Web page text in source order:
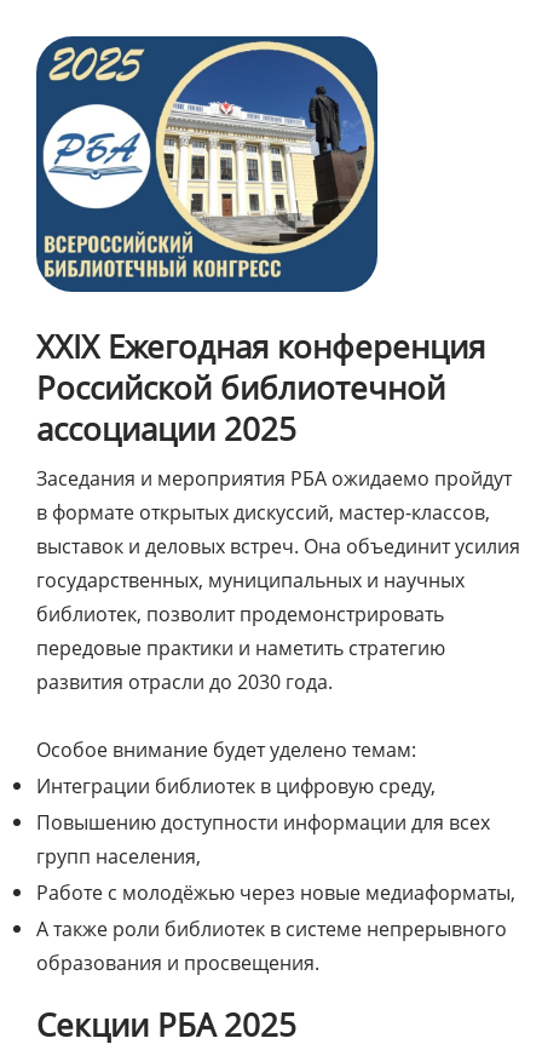
XXIX Ежегодная конференция
Российской библиотечной
ассоциации 2025
Заседания и мероприятия РБА ожидаемо пройдут
в формате открытых дискуссий, мастер-классов,
выставок и деловых встреч. Она объединит усилия
государственных, муниципальных и научных
библиотек, позволит продемонстрировать
передовые практики и наметить стратегию
развития отрасли до 2030 года.
Особое внимание будет уделено темам:
Интеграции библиотек в цифровую среду,
Повышению доступности информации для всех
групп населения,
Работе с молодёжью через новые медиаформаты,
А также роли библиотек в системе непрерывного
образования и просвещения.
Секции РБА 2025